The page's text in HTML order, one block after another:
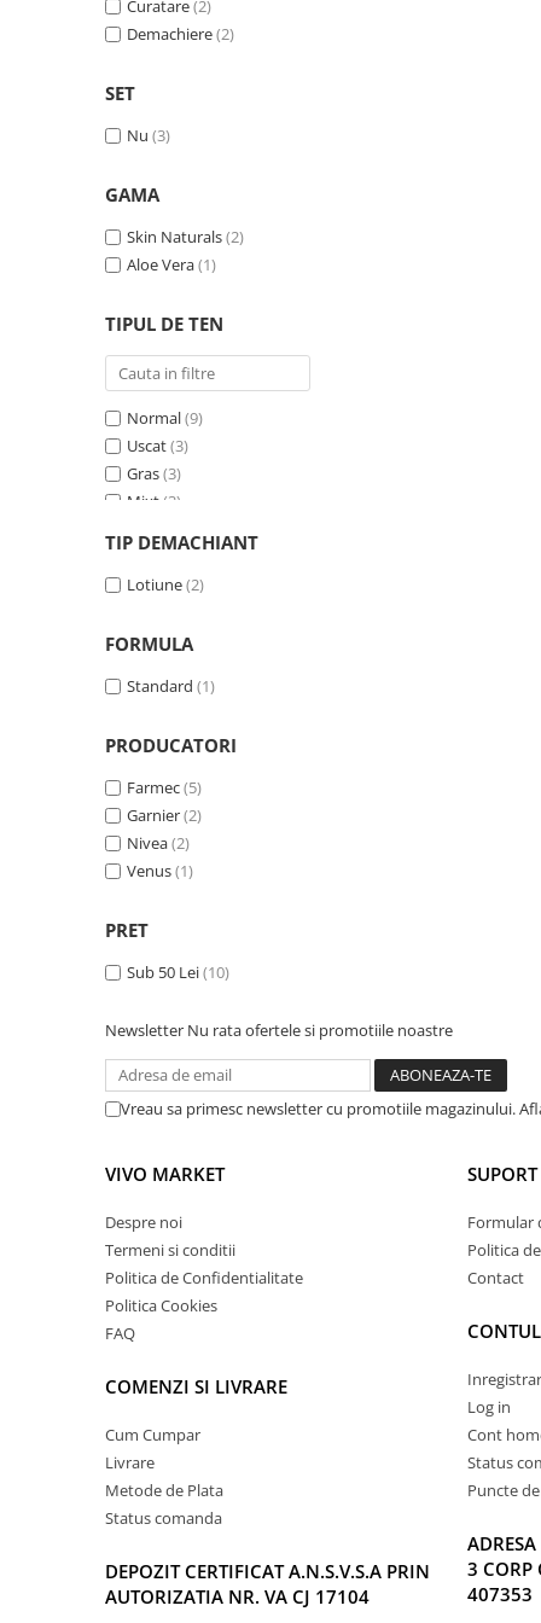
Curatare(2)
Demachiere(2)
SET
Nu (3)
GAMA
Skin Naturals(2)
Aloe Vera(1)
TIPUL DE TEN
Normal(9)
Uscat(3)
Gras(3)
Mixt (3)
Cu imperfectiuni
TIP DEMACHIANT
Lotiune(2)
FORMULA
Standard (1)
PRODUCATORI
Farmec(5)
Garnier(2)
Nivea(2)
Venus(1)
PRET
Sub 50 Lei(10)
Newsletter Nu rata ofertele si promotiile noastre
Vreau sa primesc newsletter cu promotiile magazinului.
VIVO MARKET
Despre noi
Termeni si conditii
Politica de Confidentialitate
Politica Cookies
FAQ
COMENZI SI LIVRARE
Cum Cumpar
Livrare
Metode de Plata
Status comanda
DEPOZIT CERTIFICAT A.N.S.V.S.A PRIN
AUTORIZATIA NR. VA CJ 17104
Formular
Politica
Contact
Log in
Cont
Status
Puncte
3 CORP
407353